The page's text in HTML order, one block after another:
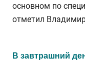
основном по
отметил
В завтрашний